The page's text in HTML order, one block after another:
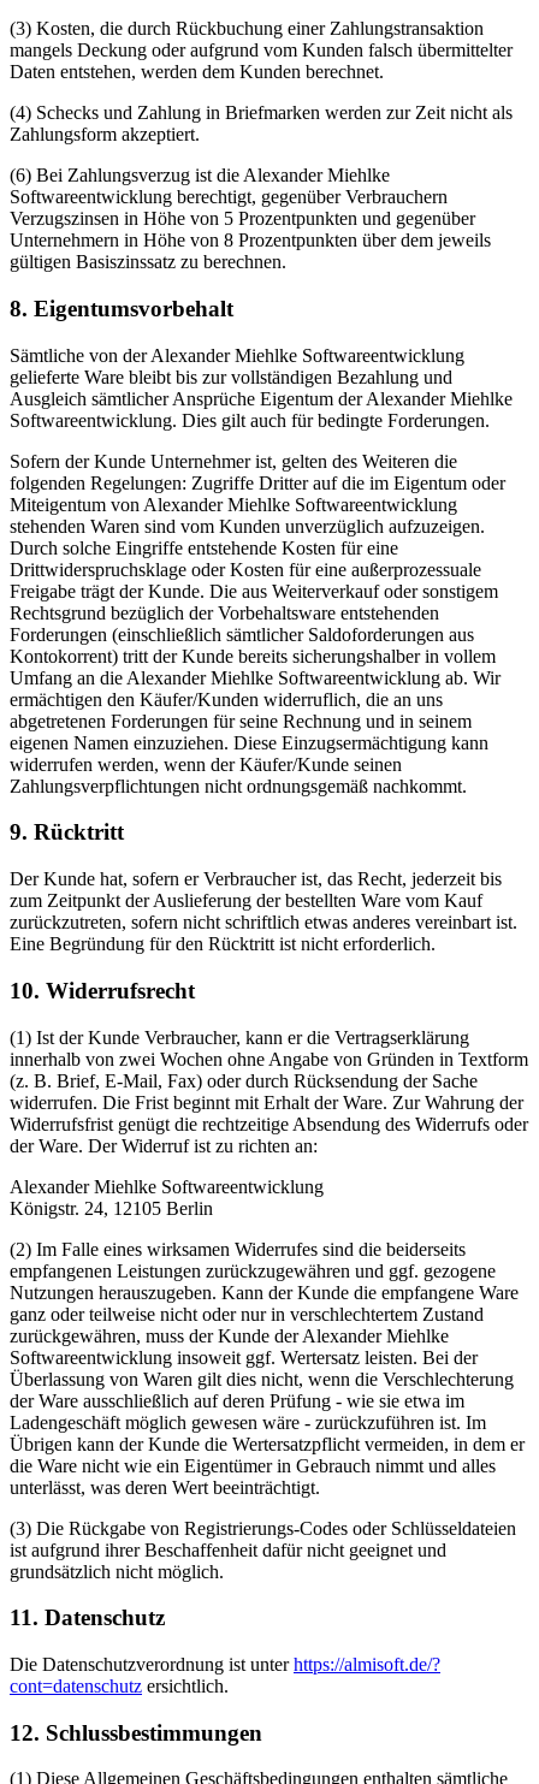
(3) Kosten, die durch Rückbuchung einer Zahlungstransaktion
mangels Deckung oder aufgrund vom Kunden falsch übermittelter
Daten entstehen, werden dem Kunden berechnet.
(4) Schecks und Zahlung in Briefmarken werden zur Zeit nicht als
Zahlungsform akzeptiert.
(6) Bei Zahlungsverzug ist die Alexander Miehlke
Softwareentwicklung berechtigt, gegenüber Verbrauchern
Verzugszinsen in Höhe von 5 Prozentpunkten und gegenüber
Unternehmern in Höhe von 8 Prozentpunkten über dem jeweils
gültigen Basiszinssatz zu berechnen.
8. Eigentumsvorbehalt
Sämtliche von der Alexander Miehlke Softwareentwicklung
gelieferte Ware bleibt bis zur vollständigen Bezahlung und
Ausgleich sämtlicher Ansprüche Eigentum der Alexander Miehlke
Softwareentwicklung. Dies gilt auch für bedingte Forderungen.
Sofern der Kunde Unternehmer ist, gelten des Weiteren die
folgenden Regelungen: Zugriffe Dritter auf die im Eigentum oder
Miteigentum von Alexander Miehlke Softwareentwicklung
stehenden Waren sind vom Kunden unverzüglich aufzuzeigen.
Durch solche Eingriffe entstehende Kosten für eine
Drittwiderspruchsklage oder Kosten für eine außerprozessuale
Freigabe trägt der Kunde. Die aus Weiterverkauf oder sonstigem
Rechtsgrund bezüglich der Vorbehaltsware entstehenden
Forderungen (einschließlich sämtlicher Saldoforderungen aus
Kontokorrent) tritt der Kunde bereits sicherungshalber in vollem
Umfang an die Alexander Miehlke Softwareentwicklung ab. Wir
ermächtigen den Käufer/Kunden widerruflich, die an uns
abgetretenen Forderungen für seine Rechnung und in seinem
eigenen Namen einzuziehen. Diese Einzugsermächtigung kann
widerrufen werden, wenn der Käufer/Kunde seinen
Zahlungsverpflichtungen nicht ordnungsgemäß nachkommt.
9. Rücktritt
Der Kunde hat, sofern er Verbraucher ist, das Recht, jederzeit bis
zum Zeitpunkt der Auslieferung der bestellten Ware vom Kauf
zurückzutreten, sofern nicht schriftlich etwas anderes vereinbart ist.
Eine Begründung für den Rücktritt ist nicht erforderlich.
10. Widerrufsrecht
(1) Ist der Kunde Verbraucher, kann er die Vertragserklärung
innerhalb von zwei Wochen ohne Angabe von Gründen in Textform
(z. B. Brief, E-Mail, Fax) oder durch Rücksendung der Sache
widerrufen. Die Frist beginnt mit Erhalt der Ware. Zur Wahrung der
Widerrufsfrist genügt die rechtzeitige Absendung des Widerrufs oder
der Ware. Der Widerruf ist zu richten an:
Alexander Miehlke Softwareentwicklung
Königstr. 24, 12105 Berlin
(2) Im Falle eines wirksamen Widerrufes sind die beiderseits
empfangenen Leistungen zurückzugewähren und ggf. gezogene
Nutzungen herauszugeben. Kann der Kunde die empfangene Ware
ganz oder teilweise nicht oder nur in verschlechtertem Zustand
zurückgewähren, muss der Kunde der Alexander Miehlke
Softwareentwicklung insoweit ggf. Wertersatz leisten. Bei der
Überlassung von Waren gilt dies nicht, wenn die Verschlechterung
der Ware ausschließlich auf deren Prüfung - wie sie etwa im
Ladengeschäft möglich gewesen wäre - zurückzuführen ist. Im
Übrigen kann der Kunde die Wertersatzpflicht vermeiden, in dem er
die Ware nicht wie ein Eigentümer in Gebrauch nimmt und alles
unterlässt, was deren Wert beeinträchtigt.
(3) Die Rückgabe von Registrierungs-Codes oder Schlüsseldateien
ist aufgrund ihrer Beschaffenheit dafür nicht geeignet und
grundsätzlich nicht möglich.
11. Datenschutz
Die Datenschutzverordnung ist unterhttps://almisoft.de/?
cont=datenschutz ersichtlich.
12. Schlussbestimmungen
(1) Diese Allgemeinen Geschäftsbedingungen enthalten sämtliche